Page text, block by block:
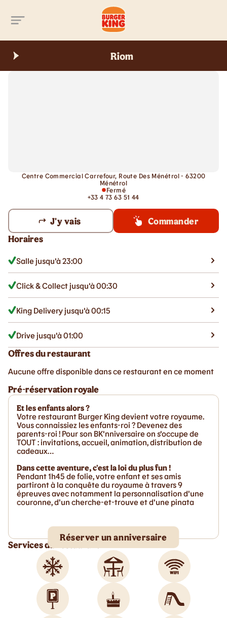
Riom
Centre Commercial Carrefour, Route Des Ménétrol - 63200
Ménétrol
Fermé
+33 4 73 63 51 44
J'y vais
Commander
Horaires
Salle jusqu'à 23:00
Click & Collect jusqu'à 00:30
King Delivery jusqu'à 00:15
Drive jusqu'à 01:00
Offres du restaurant
Aucune offre disponible dans ce restaurant en ce moment
Pré-réservation royale
Et les enfants alors ?
Votre restaurant Burger King devient votre royaume.
Vous connaissiez les enfants-roi ? Devenez des
parents-roi ! Pour son BK'nniversaire on s'occupe de
TOUT : invitations, accueil, animation, distribution de
cadeaux…
Dans cette aventure, c'est la loi du plus fun !
Pendant 1h45 de folie, votre enfant et ses amis
partiront à la conquête du royaume à travers 9
épreuves avec notamment la personnalisation d'une
couronne, d'un cherche-et-trouve et d'une pinata
Réserver un anniversaire
Services du restaurant